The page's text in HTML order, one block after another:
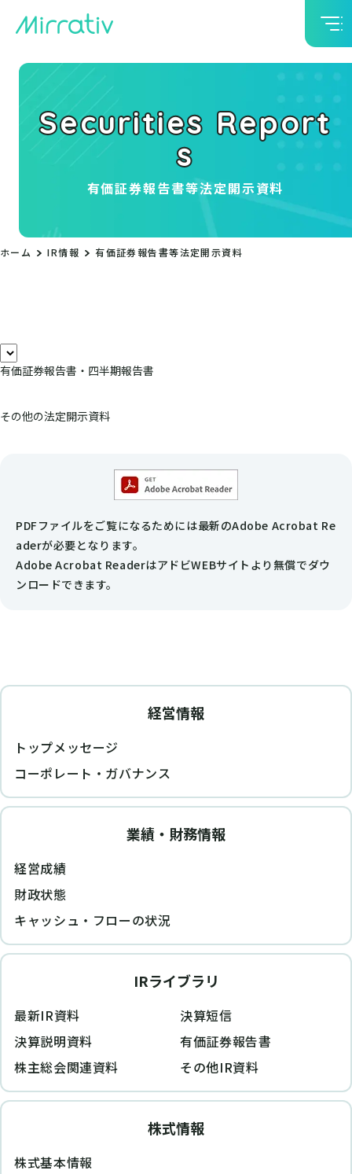
Securities Report
s
有価証券報告書等法定開示資料
ホーム IR情報 有価証券報告書等法定開示資料
有価証券報告書・四半期報告書
その他の法定開示資料
PDFファイルをご覧になるためには最新のAdobe Acrobat Re
aderが必要となります。
Adobe Acrobat ReaderはアドビWEBサイトより無償でダウ
ンロードできます。
経営情報
トップメッセージ
コーポレート・ガバナンス
業績・財務情報
経営成績
財政状態
キャッシュ・フローの状況
IRライブラリ
最新IR資料
決算短信
決算説明資料
有価証券報告書
株主総会関連資料
その他IR資料
株式情報
株式基本情報